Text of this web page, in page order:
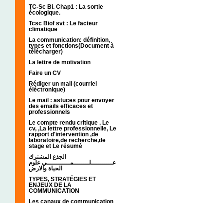
TC-Sc Bi. Chap1 : La sortie
écologique.
Tcsc Biof svt : Le facteur
climatique
La communication: définition,
types et fonctions(Document à
télécharger)
La lettre de motivation
Faire un CV
Rédiger un mail (courriel
éléctronique)
Le mail : astuces pour envoyer
des emails efficaces et
professionnels
Le compte rendu critique , Le
cv, ,La lettre professionnelle, Le
rapport d'intervention ,de
laboratoire,de recherche,de
stage et Le résumé
الجذع المشترك
عـــــــــــلــــــــمــــــــــــي علوم
الحياة والارض
TYPES, STRATÉGIES ET
ENJEUX DE LA
COMMUNICATION
Les canaux de communication